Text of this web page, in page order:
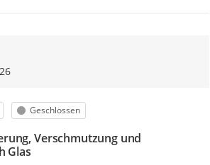
Zur Äußerung
Status
Geschlossen
Verschmutzung und
Glas